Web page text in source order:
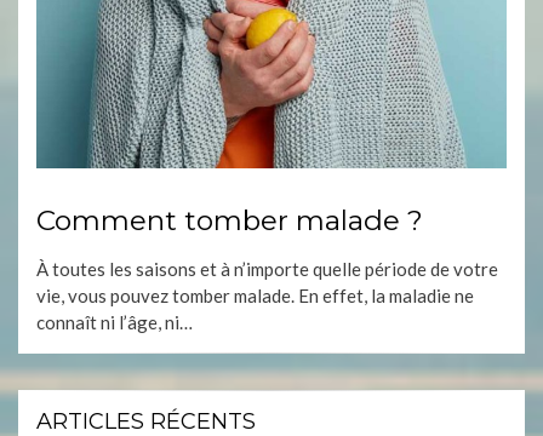
Comment tomber malade ?
À toutes les saisons et à n’importe quelle période de votre
vie, vous pouvez tomber malade. En effet, la maladie ne
connaît ni l’âge, ni…
ARTICLES RÉCENTS